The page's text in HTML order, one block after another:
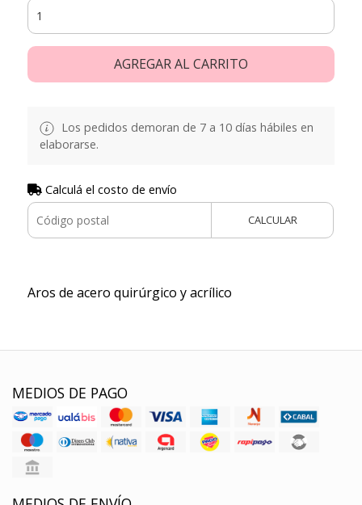
AGREGAR AL CARRITO
Los pedidos demoran de 7 a 10 días hábiles en
elaborarse.
Calculá el costo de envío
CALCULAR
Aros de acero quirúrgico y acrílico
MEDIOS DE PAGO